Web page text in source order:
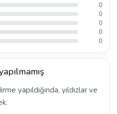
0
0
0
0
0
yapıldığında, yıldızlar ve